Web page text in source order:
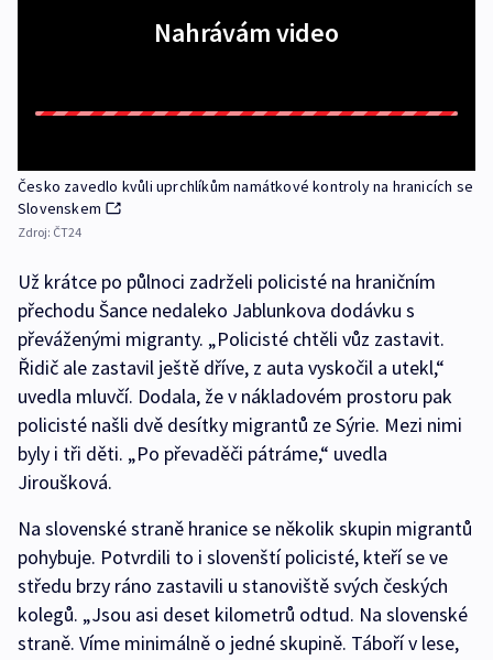
Nahrávám video
Česko zavedlo kvůli uprchlíkům namátkové kontroly na hranicích se
Slovenskem
Zdroj: ČT24
Už krátce po půlnoci zadrželi policisté na hraničním
přechodu Šance nedaleko Jablunkova dodávku s
převáženými migranty. „Policisté chtěli vůz zastavit.
Řidič ale zastavil ještě dříve, z auta vyskočil a utekl,“
uvedla mluvčí. Dodala, že v nákladovém prostoru pak
policisté našli dvě desítky migrantů ze Sýrie. Mezi nimi
byly i tři děti. „Po převaděči pátráme,“ uvedla
Jiroušková.
Na slovenské straně hranice se několik skupin migrantů
pohybuje. Potvrdili to i slovenští policisté, kteří se ve
středu brzy ráno zastavili u stanoviště svých českých
kolegů. „Jsou asi deset kilometrů odtud. Na slovenské
straně. Víme minimálně o jedné skupině. Táboří v lese,